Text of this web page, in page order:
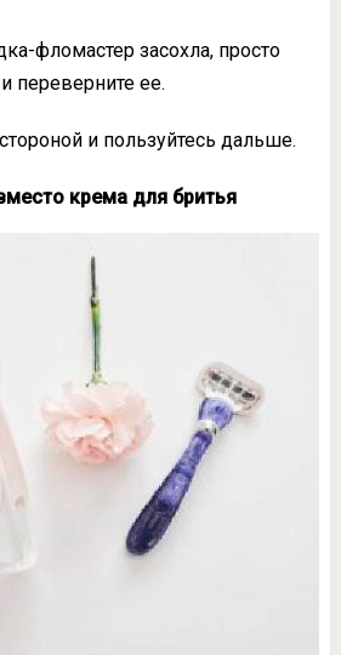
фломастер засохла, просто
переверните ее.
и пользуйтесь дальше.
крема для бритья